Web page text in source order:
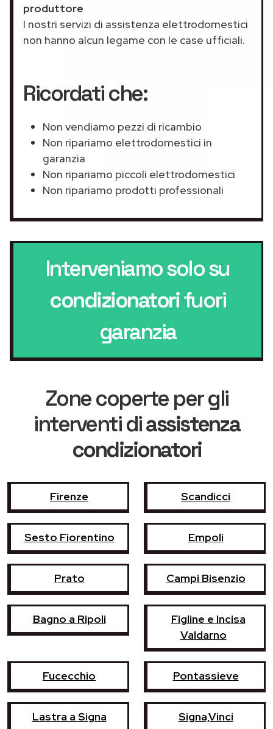
produttore
I nostri servizi di assistenza elettrodomestici
non hanno alcun legame con le case ufficiali.
Ricordati che:
Non vendiamo pezzi di ricambio
Non ripariamo elettrodomestici in
garanzia
Non ripariamo piccoli elettrodomestici
Non ripariamo prodotti professionali
Interveniamo solo su
condizionatorifuori
garanzia
Zone coperte per gli
interventi diassistenza
condizionatori
Firenze Scandicci
Sesto Fiorentino Empoli
Prato Campi Bisenzio
Bagno a Ripoli
Figline e Incisa
Valdarno
Fucecchio Pontassieve
Lastra a Signa Signa,Vinci